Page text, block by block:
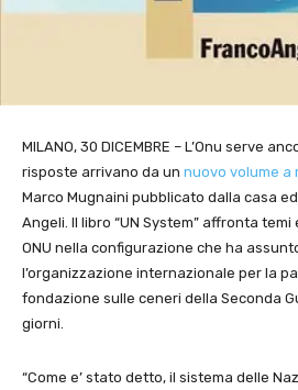
MILANO, 30 DICEMBRE – L’Onu serve
risposte arrivano da un nuovo volume a
Marco Mugnaini pubblicato dalla casa
Angeli. Il libro “UN System” affronta
ONU nella configurazione che ha
l’organizzazione internazionale per la
fondazione sulle ceneri della Seconda
giorni.
“Come e’ stato detto, il sistema delle